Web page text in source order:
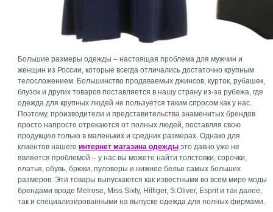
Большие размеры одежды – настоящая проблема для мужчин и
женщин из России, которые всегда отличались достаточно крупным
телосложением. Большинство продаваемых джинсов, курток, рубашек,
блузок и других товаров поставляется в нашу страну из-за рубежа, где
одежда для крупных людей не пользуется таким спросом как у нас.
Поэтому, производители и представительства знаменитых брендов
просто напросто отрекаются от полных людей, поставляя свою
продукцию только в маленьких и средних размерах. Однако для
клиентов нашегоинтернет магазина одежды это давно уже не
является проблемой – у нас вы можете найти толстовки, сорочки,
платья, обувь, брюки, пуловеры и нижнее белье самых больших
размеров. Эти товары выпускаются как известными во всем мире моды
брендами вроде Melrose, Miss Sixty, Hilfiger, S.Oliver, Esprit и так далее,
так и специализированными на выпуске одежда для полных фирмами.